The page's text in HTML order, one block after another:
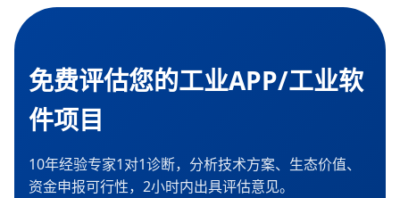
免费评估您的工业APP/工业软
件项目
10年经验专家1对1诊断，分析技术方案、生态价值、
资金申报可行性，2小时内出具评估意见。